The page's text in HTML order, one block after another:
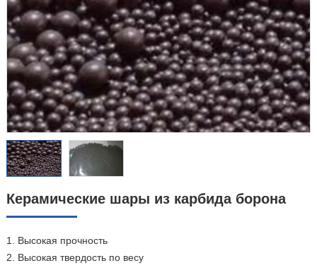
нас
нас
контакты
Керамические шары из карбида борона
1. Высокая прочность
2. Высокая твердость по весу